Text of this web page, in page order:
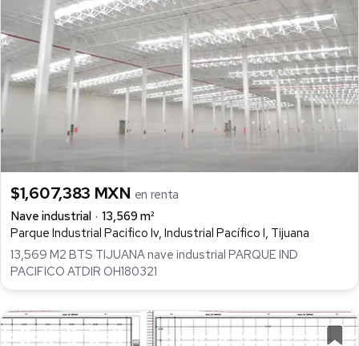
$1,607,383 MXN en renta
Nave industrial
13,569 m²
Parque Industrial Pacifico Iv, Industrial Pacífico I, Tijuana
13,569 M2 BTS TIJUANA nave industrial PARQUE IND
PACIFICO ATDIR OH180321